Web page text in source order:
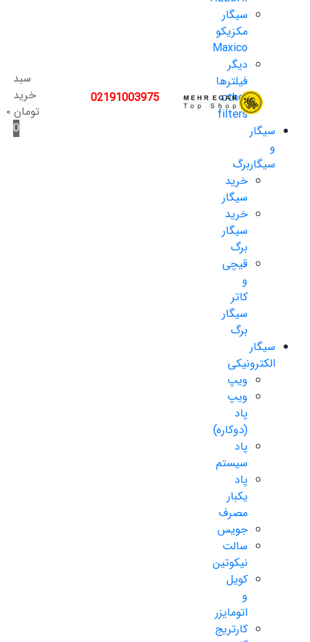
سیگار
مکزیکو
Maxico
دیگر
فیلترها
other
filters
سیگار
و
سیگاربرگ
خرید
سیگار
خرید
سیگار
برگ
قیچی
و
کاتر
سیگار
برگ
سیگار
الکترونیکی
ویپ
ویپ
پاد
(دوکاره)
پاد
سیستم
پاد
یکبار
مصرف
جویس
سالت
نیکوتین
کویل
و
اتومایزر
کارتریج
02191003975
سبد
خرید
تومان۰
0